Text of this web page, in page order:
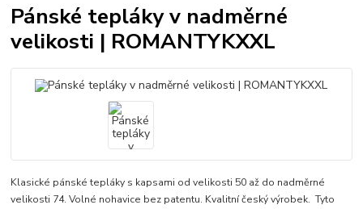
Pánské tepláky v nadměrné
velikosti | ROMANTYKXXL
Klasické pánské tepláky s kapsami od velikosti 50 až do nadměrné
velikosti 74. Volné nohavice bez patentu. Kvalitní český výrobek. Tyto